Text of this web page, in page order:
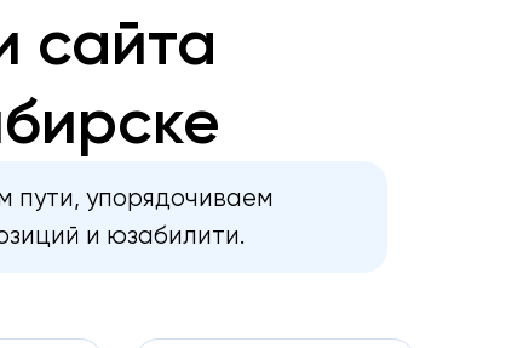
сайта
пути, упорядочиваем
и юзабилити.